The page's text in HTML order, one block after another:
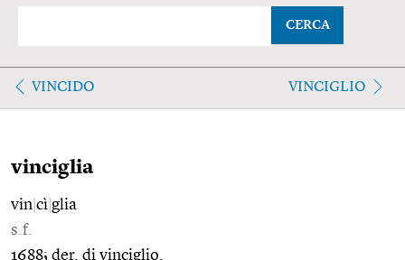
CERCA
VINCIDO VINCIGLIO
vinciglia
vin cì glia
s.f.
1688; der. di vinciglio.